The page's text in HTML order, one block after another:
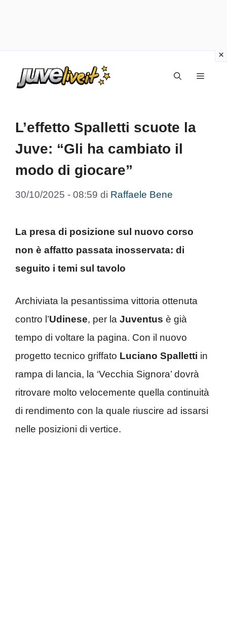
Menu
L’effetto Spalletti scuote la
Juve: “Gli ha cambiato il
modo di giocare”
30/10/2025 - 08:59 di Raffaele Bene
La presa di posizione sul nuovo corso
non è affatto passata inosservata: di
seguito i temi sul tavolo
Archiviata la pesantissima vittoria ottenuta
contro l’Udinese, per la Juventus è già
tempo di voltare la pagina. Con il nuovo
progetto tecnico griffato Luciano Spalletti in
rampa di lancia, la ‘Vecchia Signora’ dovrà
ritrovare molto velocemente quella continuità
di rendimento con la quale riuscire ad issarsi
nelle posizioni di vertice.